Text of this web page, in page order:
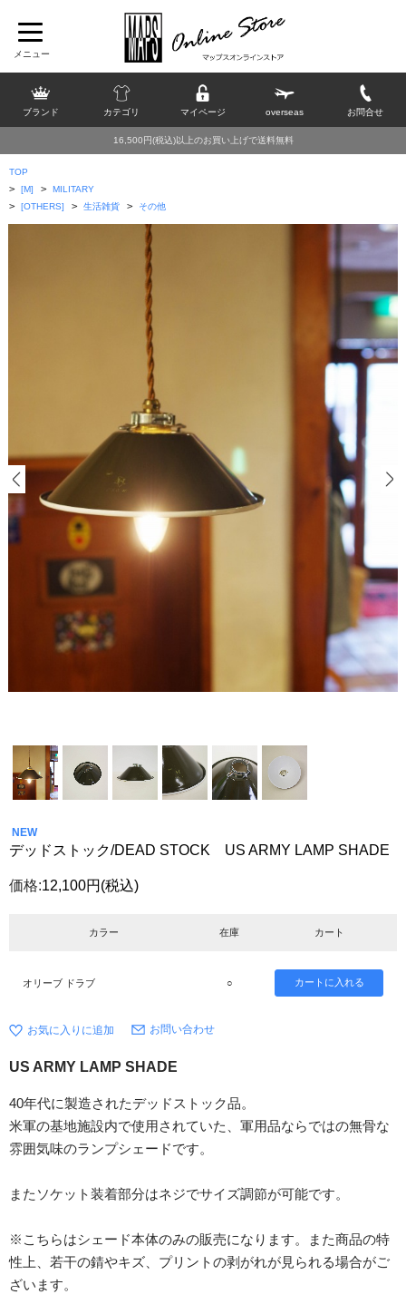
ブランド カテゴリ マイページ overseas お問合せ
16,500円(税込)以上のお買い上げで送料無料
TOP
> [M] > MILITARY
> [OTHERS] > 生活雑貨 > その他
NEW
デッドストック/DEAD STOCK US ARMY LAMP SHADE
価格:12,100円 (税込)
カラー 在庫 カート
オリーブ ドラブ ○
お問い合わせ
US ARMY LAMP SHADE
40年代に製造されたデッドストック品。
米軍の基地施設内で使用されていた、軍用品ならではの無骨な
雰囲気味のランプシェードです。
またソケット装着部分はネジでサイズ調節が可能です。
※こちらはシェード本体のみの販売になります。また商品の特
性上、若干の錆やキズ、プリントの剥がれが見られる場合がご
ざいます。